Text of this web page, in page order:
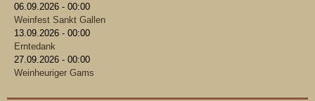
06.09.2026 - 00:00
Weinfest Sankt Gallen
13.09.2026 - 00:00
Erntedank
27.09.2026 - 00:00
Weinheuriger Gams